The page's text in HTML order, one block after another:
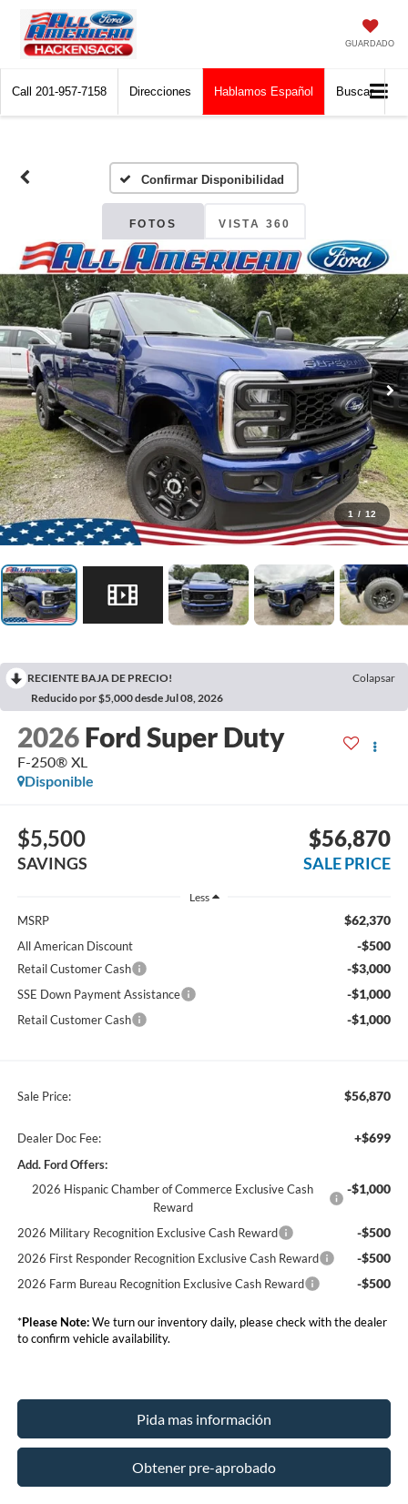
GUARDADO
Call 201-957-7158 Direcciones Hablamos Español Buscar
Confirmar Disponibilidad
FOTOS VISTA 360
1 / 12
RECIENTE BAJA DE PRECIO!
Colapsar
Reducido por $5,000 desde Jul 08, 2026
2026 Ford Super Duty
F-250® XL
Disponible
$5,500
SAVINGS
$56,870
SALE PRICE
Less
MSRP $62,370
All American Discount -$500
Retail Customer Cash -$3,000
SSE Down Payment Assistance -$1,000
Retail Customer Cash -$1,000
Sale Price: $56,870
Dealer Doc Fee: +$699
Add. Ford Offers:
2026 Hispanic Chamber of Commerce Exclusive Cash
Reward
-$1,000
2026 Military Recognition Exclusive Cash Reward -$500
2026 First Responder Recognition Exclusive Cash Reward -$500
2026 Farm Bureau Recognition Exclusive Cash Reward -$500
*Please Note:We turn our inventory daily, please check with the dealer
to confirm vehicle availability.
Pida mas información
Obtener pre-aprobado